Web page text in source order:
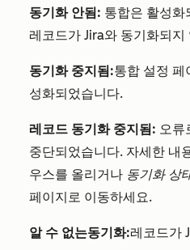
동기화 안됨: 통합은 활성
레코드가 Jira와 동기화되지
동기화 중지됨:통합 설정 페
성화되었습니다.
레코드 동기화 중지됨: 오류
중단되었습니다. 자세한 내
우스를 올리거나 동기화 상
페이지로 이동하세요.
알 수 없는동기화:레코드가